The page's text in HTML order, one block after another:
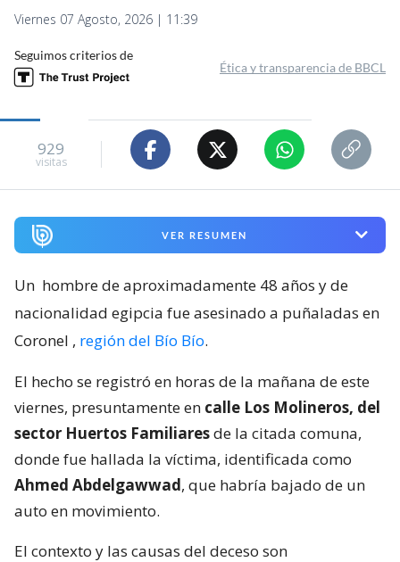
Viernes 07 Agosto, 2026 | 11:39
Seguimos criterios de
Ética y transparencia de BBCL
929
visitas
VER RESUMEN
Un hombre de aproximadamente 48 años y de
nacionalidad egipcia fue asesinado a puñaladas en
Coronel , región del Bío Bío.
El hecho se registró en horas de la mañana de este
viernes, presuntamente en calle Los Molineros, del
sector Huertos Familiaresde la citada comuna,
donde fue hallada la víctima, identificada como
Ahmed Abdelgawwad, que habría bajado de un
auto en movimiento.
El contexto y las causas del deceso son